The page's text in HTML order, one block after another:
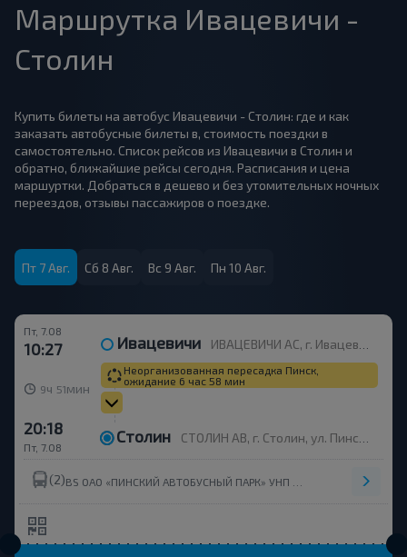
Маршрутка Ивацевичи -
Столин
Купить билеты на автобус Ивацевичи - Столин: где и как
заказать автобусные билеты в, стоимость поездки в
самостоятельно. Список рейсов из Ивацевичи в Столин и
обратно, ближайшие рейсы сегодня. Расписания и цена
маршуртки. Добраться в дешево и без утомительных ночных
переездов, отзывы пассажиров о поездке.
Пт 7 Авг. Сб 8 Авг. Вс 9 Авг. Пн 10 Авг.
Пт, 7.08
10:27 Ивацевичи ИВАЦЕВИЧИ АС, г. Ивацевичи, ул. Заслонова, 2
9ч 51 мин
Неорганизованная пересадка Пинск,
ожидание 6 час 58 мин
Пт, 7.08
20:18 Столин СТОЛИН АВ, г. Столин, ул. Пинская, 57, Беларусь
(2) ЧУП ВИНФАСТБАЙ